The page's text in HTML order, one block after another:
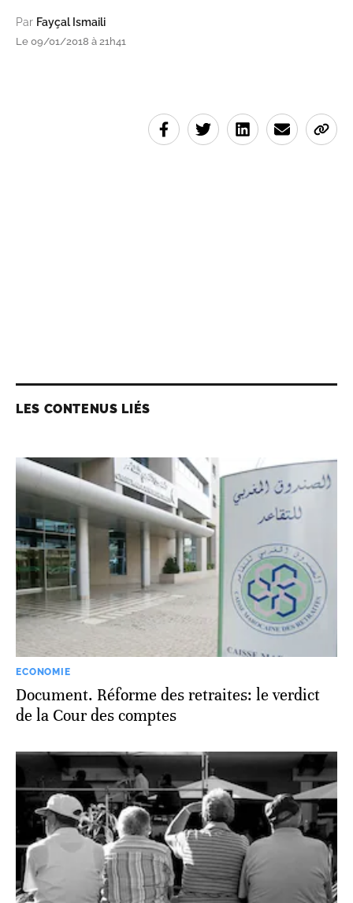
Par Fayçal Ismaili
Le 09/01/2018 à 21h41
LES CONTENUS LIÉS
ECONOMIE
Document. Réforme des retraites: le verdict
de la Cour des comptes